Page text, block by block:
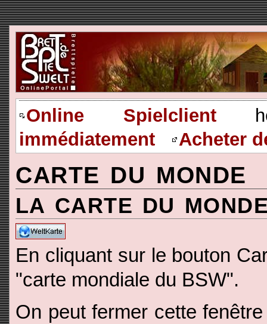
Online Spielclient
immédiatement
Acheter
CARTE DU MONDE
LA CARTE DU
En cliquant sur le bouton
"carte mondiale du BSW".
On peut fermer cette